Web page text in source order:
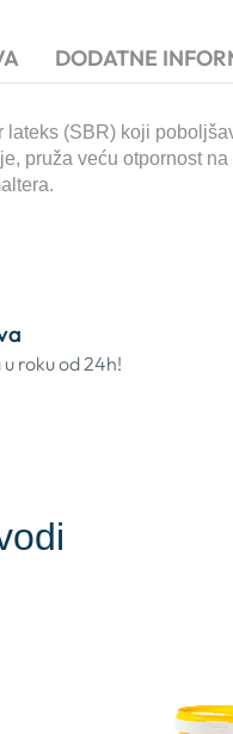
DODATNE
lateks (SBR) koji
pruža veću otpornost
roku od 24h!